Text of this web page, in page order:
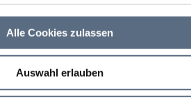
Alle Cookies zulassen
Auswahl erlauben